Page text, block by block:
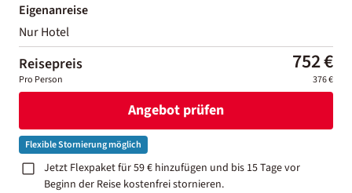
Eigenanreise
Nur Hotel
Reisepreis 752 €
Pro Person 376 €
Angebot prüfen
Flexible Stornierung möglich
Jetzt Flexpaket für 59 € hinzufügen und bis 15 Tage vor
Beginn der Reise kostenfrei stornieren.